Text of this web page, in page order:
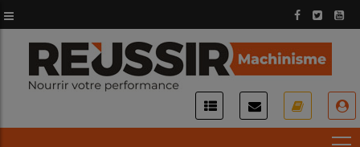
au
contenu
principal